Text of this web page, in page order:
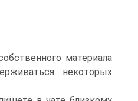
материала
некоторых